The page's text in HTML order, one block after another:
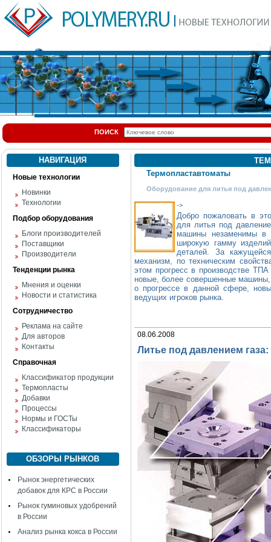
ПОИСК
НАВИГАЦИЯ
Новые технологии
Новинки
Технологии
Подбор оборудования
Блоги производителей
Поставщики
Производители
Тенденции рынка
Мнения и оценки
Новости и статистика
Сотрудничество
Реклама на сайте
Для авторов
Контакты
Справочная
Классификатор продукции
Термопласты
Добавки
Процессы
Нормы и ГОСТы
Классификаторы
ОБЗОРЫ РЫНКОВ
Рынок энергетических
добавок для КРС в России
Рынок гуминовых удобрений
в России
Анализ рынка кокса в России
Термопластавтоматы
Оборудование для литья под
->
Добро пожаловать в
для литья под
машины незаменимы в
широкую гамму
деталей. За
механизм, по техническим
этом прогресс в производстве
новые, более совершенные
о прогрессе в данной сфере,
ведущих игроков рынка.
08.06.2008
Литье под давлением